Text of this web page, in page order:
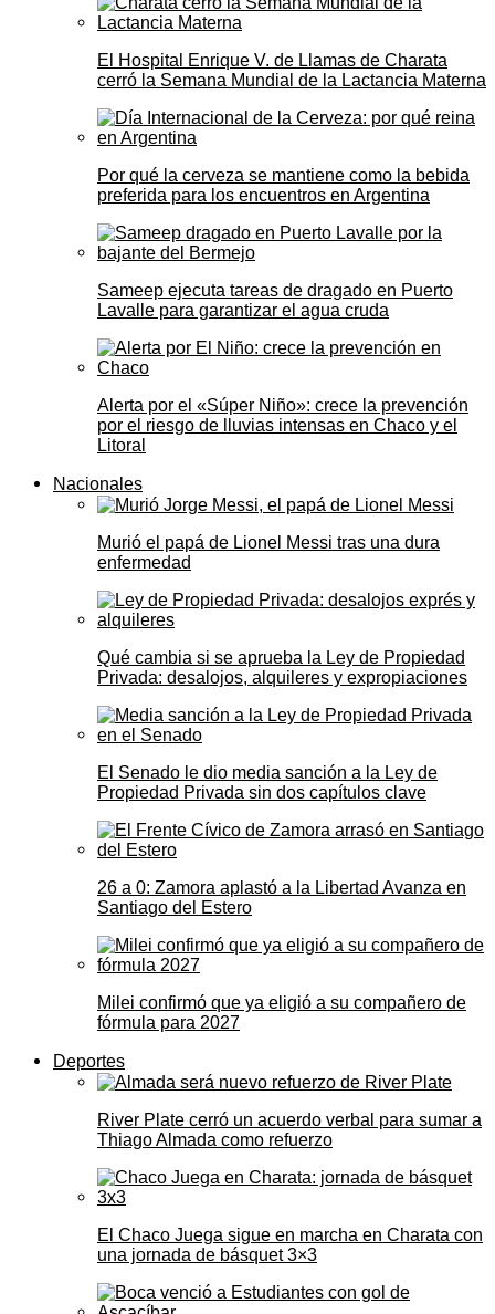
El Hospital Enrique V. de Llamas de Charata
cerró la Semana Mundial de la Lactancia Materna
Por qué la cerveza se mantiene como la bebida
preferida para los encuentros en Argentina
Sameep ejecuta tareas de dragado en Puerto
Lavalle para garantizar el agua cruda
Alerta por el «Súper Niño»: crece la prevención
por el riesgo de lluvias intensas en Chaco y el
Litoral
Nacionales
Murió el papá de Lionel Messi tras una dura
enfermedad
Qué cambia si se aprueba la Ley de Propiedad
Privada: desalojos, alquileres y expropiaciones
El Senado le dio media sanción a la Ley de
Propiedad Privada sin dos capítulos clave
26 a 0: Zamora aplastó a la Libertad Avanza en
Santiago del Estero
Milei confirmó que ya eligió a su compañero de
fórmula para 2027
Deportes
River Plate cerró un acuerdo verbal para sumar a
Thiago Almada como refuerzo
El Chaco Juega sigue en marcha en Charata con
una jornada de básquet 3×3